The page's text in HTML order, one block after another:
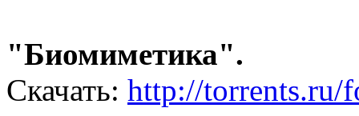
"Биомиметика".
Скачать: http://torrents.ru/